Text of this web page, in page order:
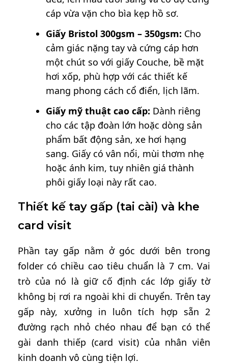
cáp vừa vặn cho bìa kẹp hồ sơ.
Giấy Bristol 300gsm – 350gsm: Cho
cảm giác nặng tay và cứng cáp hơn
một chút so với giấy Couche, bề mặt
hơi xốp, phù hợp với các thiết kế
mang phong cách cổ điển, lịch lãm.
Giấy mỹ thuật cao cấp: Dành riêng
cho các tập đoàn lớn hoặc dòng sản
phẩm bất động sản, xe hơi hạng
sang. Giấy có vân nổi, mùi thơm nhẹ
hoặc ánh kim, tuy nhiên giá thành
phôi giấy loại này rất cao.
Thiết kế tay gấp (tai cài) và khe
card visit
Phần tay gấp nằm ở góc dưới bên trong
folder có chiều cao tiêu chuẩn là 7 cm. Vai
trò của nó là giữ cố định các lớp giấy tờ
không bị rơi ra ngoài khi di chuyển. Trên tay
gấp này, xưởng in luôn tích hợp sẵn 2
đường rạch nhỏ chéo nhau để bạn có thể
gài danh thiếp (card visit) của nhân viên
kinh doanh vô cùng tiện lợi.